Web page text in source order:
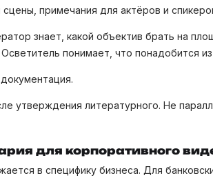
примечания для актёров и
знает, какой объектив брать на
понимает, что понадобится
утверждения литературного. Не
для корпоративного
в специфику бизнеса. Для